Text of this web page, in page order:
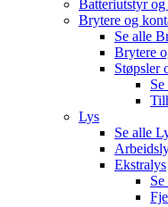
Batteriutstyr og
Brytere og
Se alle
Brytere
Støpsler
Lys
Se alle
Ekstralys